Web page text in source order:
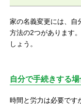
家の名義変更には、自
方法の2つがあります
しょう。
自分で手続きする場
時間と労力は必要です